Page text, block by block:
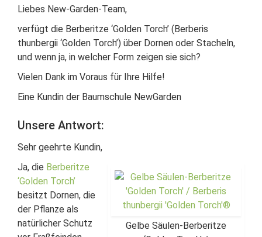
Liebes New-Garden-Team,
verfügt die Berberitze ‘Golden Torch’ (Berberis
thunbergii ‘Golden Torch’) über Dornen oder Stacheln,
und wenn ja, in welcher Form zeigen sie sich?
Vielen Dank im Voraus für Ihre Hilfe!
Eine Kundin der Baumschule NewGarden
Unsere Antwort:
Sehr geehrte Kundin,
Gelbe Säulen-Berberitze
Ja, die Berberitze
‘Golden Torch’
besitzt Dornen, die
der Pflanze als
natürlicher Schutz